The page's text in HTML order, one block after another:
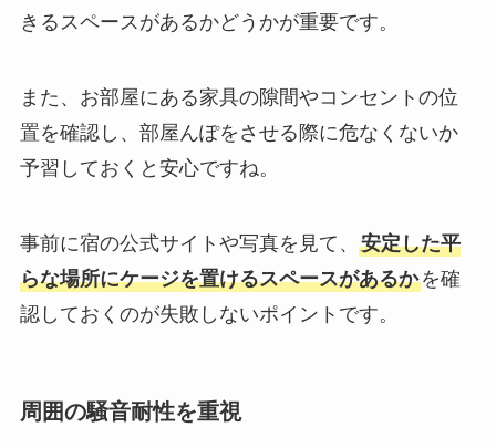
きるスペースがあるかどうかが重要です。
また、お部屋にある家具の隙間やコンセントの位
置を確認し、部屋んぽをさせる際に危なくないか
予習しておくと安心ですね。
事前に宿の公式サイトや写真を見て、 安定した平
らな場所にケージを置けるスペースがあるかを確
認しておくのが失敗しないポイントです。
周囲の騒音耐性を重視